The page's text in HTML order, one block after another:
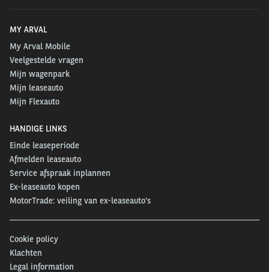
MY ARVAL
My Arval Mobile
Veelgestelde vragen
Mijn wagenpark
Mijn leaseauto
Mijn Flexauto
HANDIGE LINKS
Einde leaseperiode
Afmelden leaseauto
Service afspraak inplannen
Ex-leaseauto kopen
MotorTrade: veiling van ex-leaseauto’s
Cookie policy
Klachten
Legal information